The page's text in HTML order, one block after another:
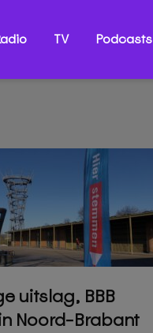
TV Podcasts
uitslag, BBB
Noord-Brabant